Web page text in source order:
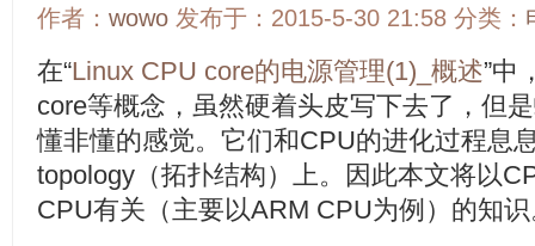
作者： wowo 发布于：2015-5-30 21:58 分类：
在“Linux CPU core的电源管理(1)_概述”中
core等概念，虽然硬着头皮写下去了，但
懂非懂的感觉。它们和CPU的进化过程息
topology（拓扑结构）上。因此本文将以
CPU有关（主要以ARM CPU为例）的知